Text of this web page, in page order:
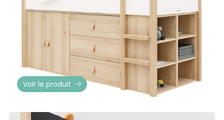
Voir le produit